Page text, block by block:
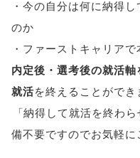
・今の自分は何に納得し
のか
・ファーストキャリア
内定後・選考後の就活
就活を終えることができ
「納得して就活を終わら
備不要ですのでお気軽に